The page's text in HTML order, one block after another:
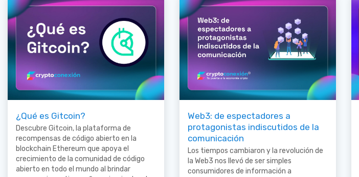
¿Qué es Gitcoin?
Descubre Gitcoin, la plataforma de
recompensas de código abierto en la
blockchain Ethereum que apoya el
crecimiento de la comunidad de código
abierto en todo el mundo al brindar
Web3: de espectadores a
protagonistas indiscutidos de la
comunicación
Los tiempos cambiaron y la revolución de
la Web3 nos llevó de ser simples
consumidores de información a